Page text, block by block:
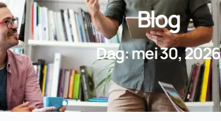
Blog
Dag: mei 30, 2026